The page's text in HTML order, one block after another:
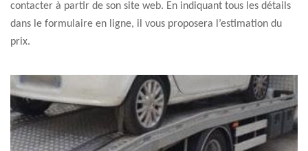
contacter à partir de son site web. En indiquant tous les détails
dans le formulaire en ligne, il vous proposera l’estimation du
prix.